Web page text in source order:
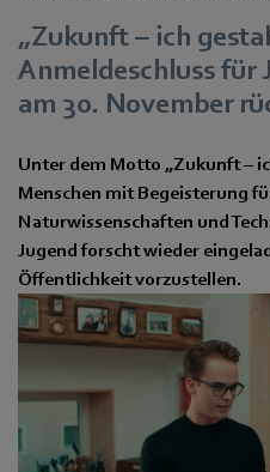
„Zukunft – ich
Anmeldeschluss für
am 30. November
Unter dem Motto „Zukunft –
Menschen mit Begeisterung
Naturwissenschaften und
Jugend forscht wieder
Öffentlichkeit vorzustellen.